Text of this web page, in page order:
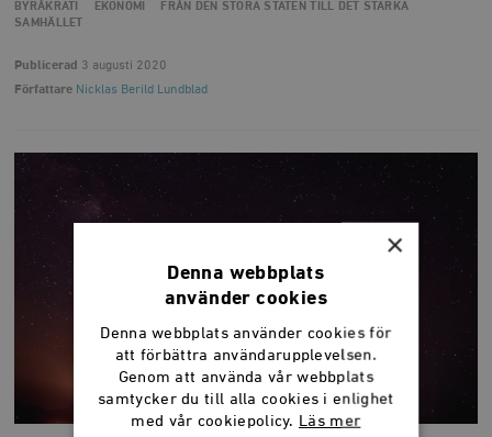
BYRÅKRATI EKONOMI
FRÅN DEN STORA STATEN TILL DET STARKA
SAMHÄLLET
Publicerad 3 augusti 2020
Författare Nicklas Berild Lundblad
×
Denna webbplats
använder cookies
Denna webbplats använder cookies för
att förbättra användarupplevelsen.
Genom att använda vår webbplats
samtycker du till alla cookies i enlighet
med vår cookiepolicy. Läs mer